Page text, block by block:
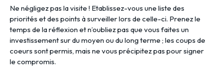
Ne négligez pas la visite ! Etablissez-vous une liste des
priorités et des points à surveiller lors de celle-ci. Prenez le
temps de la réflexion et n’oubliez pas que vous faites un
investissement sur du moyen ou du long terme ; les coups de
coeurs sont permis, mais ne vous précipitez pas pour signer
le compromis.